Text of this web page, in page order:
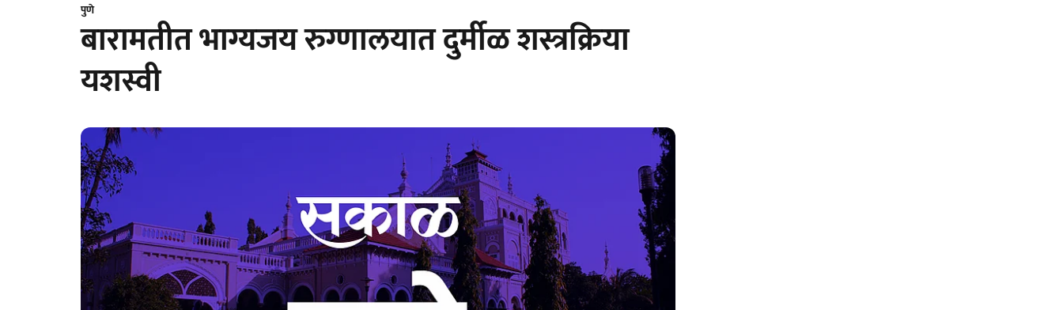
पुणे
बारामतीत भाग्यजय रुग्णालयात दुर्मीळ शस्त्रक्रिया
यशस्वी